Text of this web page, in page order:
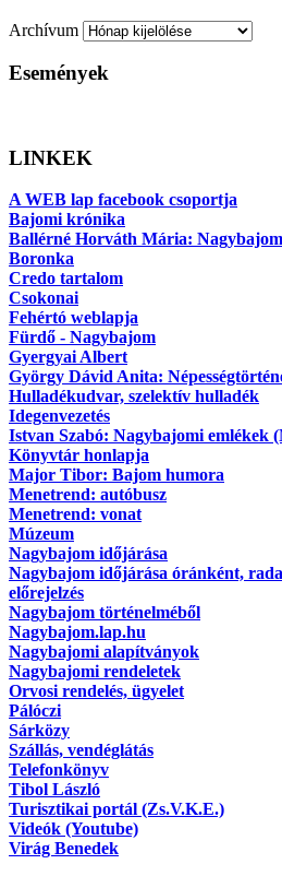
Archívum
Események
LINKEK
A WEB lap facebook csoportja
Bajomi krónika
Ballérné Horváth Mária:
Boronka
Credo tartalom
Csokonai
Fehértó weblapja
Fürdő - Nagybajom
Gyergyai Albert
György Dávid Anita:
Hulladékudvar, szelektív hulladék
Idegenvezetés
Istvan Szabó: Nagybajomi emlékek
Könyvtár honlapja
Major Tibor: Bajom humora
Menetrend: autóbusz
Menetrend: vonat
Múzeum
Nagybajom időjárása
Nagybajom időjárása óránként,
előrejelzés
Nagybajom történelméből
Nagybajom.lap.hu
Nagybajomi alapítványok
Nagybajomi rendeletek
Orvosi rendelés, ügyelet
Pálóczi
Sárközy
Szállás, vendéglátás
Telefonkönyv
Tibol László
Turisztikai portál (Zs.V.K.E.)
Videók (Youtube)
Virág Benedek